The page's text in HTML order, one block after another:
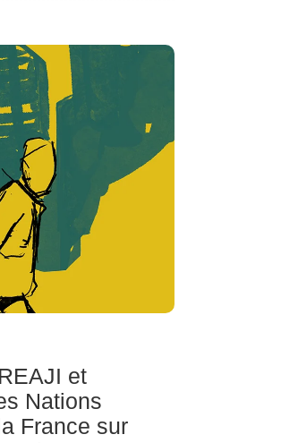
et
Nations
France sur